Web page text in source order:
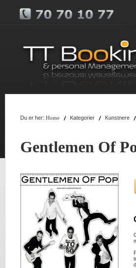
Du er her: Home Kategorier Kunstnere
Gentlemen Of